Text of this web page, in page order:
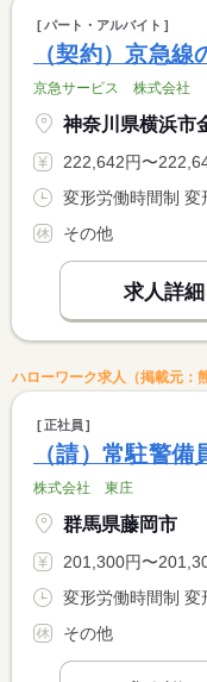
パート・アルバイト
（契約）京急線
京急サービス 株式会社
神奈川県横浜市
222,642円〜222,642円 ※フルタイム求
その他
求人詳
ハローワーク求人（掲載元：
正社員
（請）常駐警
株式会社 東庄
群馬県藤岡市
201,300円〜201,300円 ※フルタイム求
その他